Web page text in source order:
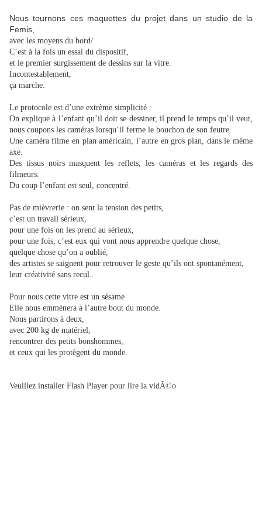
Nous tournons ces maquettes du projet dans un studio de la
Femis,
avec les moyens du bord/
C’est à la fois un essai du dispositif,
et le premier surgissement de dessins sur la vitre.
Incontestablement,
ça marche.
Le protocole est d’une extrème simplicité :
On explique à l’enfant qu’il doit se dessiner, il prend le temps qu’il veut,
nous coupons les caméras lorsqu’il ferme le bouchon de son feutre.
Une caméra filme en plan américain, l’autre en gros plan, dans le même
axe.
Des tissus noirs masquent les reflets, les caméras et les regards des
filmeurs.
Du coup l’enfant est seul, concentré.
Pas de mièvrerie : on sent la tension des petits,
c’est un travail sérieux,
pour une fois on les prend au sérieux,
pour une fois, c’est eux qui vont nous apprendre quelque chose,
quelque chose qu’on a oublié,
des artistes se saignent pour retrouver le geste qu’ils ont spontanément,
leur créativité sans recul..
Pour nous cette vitre est un sésame
Elle nous emmènera à l’autre bout du monde.
Nous partirons à deux,
avec 200 kg de matériel,
rencontrer des petits bonshommes,
et ceux qui les protègent du monde.
Veuillez installer Flash Player pour lire la vidÃ©o